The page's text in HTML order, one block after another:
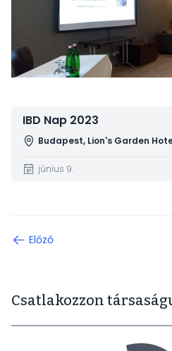
IBD Nap 2023
Budapest, Lion's Garden
június 9.
Előző
Csatlakozzon